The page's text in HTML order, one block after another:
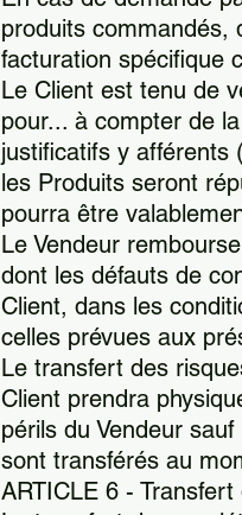
produits commandés,
facturation spécifique
Le Client est tenu de
pour... à compter de
justificatifs y afférents
les Produits seront
pourra être
Le Vendeur
dont les défauts de
Client, dans les
celles prévues aux
Le transfert des
Client prendra
périls du Vendeur
sont transférés au
ARTICLE 6 -